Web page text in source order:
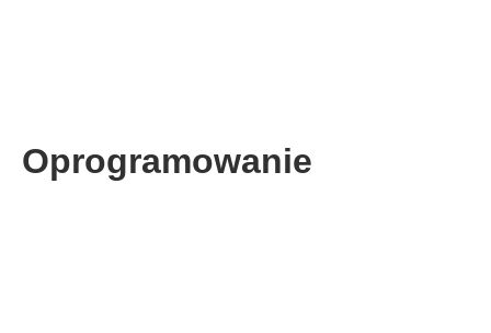
Oprogramowanie